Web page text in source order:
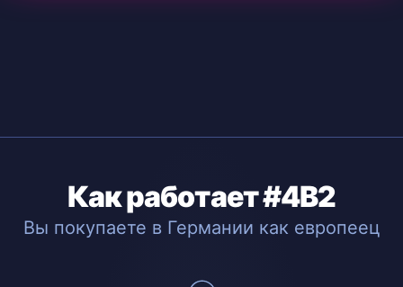
Как работает #4B2
Вы покупаете в Германии как европеец